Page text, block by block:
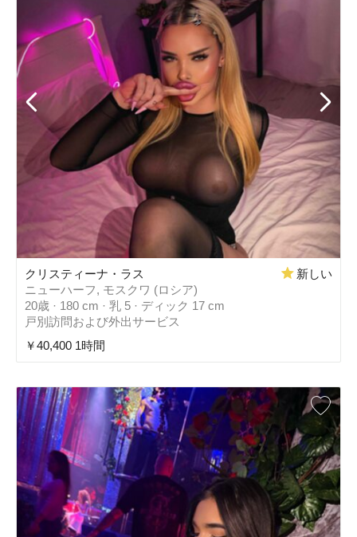
クリスティーナ・ラス
新しい
ニューハーフ, モスクワ (ロシア)
20歳 · 180 cm · 乳 5 · ディック 17 cm
戸別訪問および外出サービス
￥40,400 1時間